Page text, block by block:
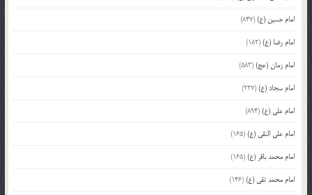
امام حسین (ع)(847)
امام رضا (ع)(182)
امام زمان (عج)(583)
امام سجاد (ع)(227)
امام علی (ع)(894)
امام علی النقی (ع)(165)
امام محمد باقر (ع)(165)
امام محمد تقی (ع)(146)